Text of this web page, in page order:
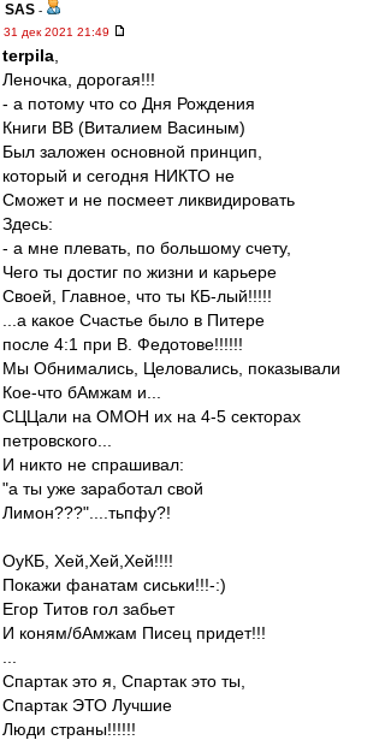
SAS -
31 дек 2021 21:49
terpila
Леночка, дорогая!!!
- а потому что со Дня Рождения
Книги ВВ (Виталием Васиным)
Был заложен основной принцип,
который и сегодня НИКТО не
Сможет и не посмеет ликвидировать
Здесь:
- а мне плевать, по большому счету,
Чего ты достиг по жизни и карьере
Своей, Главное, что ты КБ-лый!!!!!
...а какое Счастье было в Питере
после 4:1 при В. Федотове!!!!!!
Мы Обнимались, Целовались, показывали
Кое-что бАмжам и...
СЦЦали на ОМОН их на 4-5 секторах
петровского...
И никто не спрашивал:
"а ты уже заработал свой
Лимон???"....тьпфу?!
ОуКБ, Хей,Хей,Хей!!!!
Покажи фанатам сиськи!!!-:)
Егор Титов гол забьет
И коням/бАмжам Писец придет!!!
Спартак это я, Спартак это ты,
Спартак ЭТО Лучшие
Люди страны!!!!!!